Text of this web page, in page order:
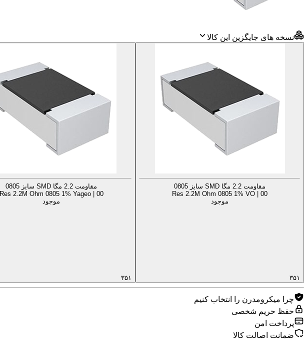
نسخه های جایگزین این کالا
مقاومت 2.2 مگا SMD سایز 0805
Res 2.2M Ohm 0805 1% VO | 00
موجود
۳۵۱
مقاومت 2.2 مگا SMD سایز 0805
Res 2.2M Ohm 0805 1% Yageo | 00
موجود
۳۵۱
چرا میکرومدرن را انتخاب کنیم
حفظ حریم شخصی
پرداخت امن
ضمانت اصالت کالا